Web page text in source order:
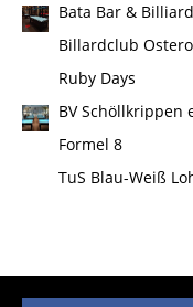
Bata Bar &
Billardclub
Ruby Days
BV Schöllkrippen
Formel 8
TuS Blau-Weiß